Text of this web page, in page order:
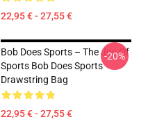
22,95 € - 27,55 €
Bob Does Sports – The Joy Of
Sports Bob Does Sports
Drawstring Bag
22,95 € - 27,55 €
-20%